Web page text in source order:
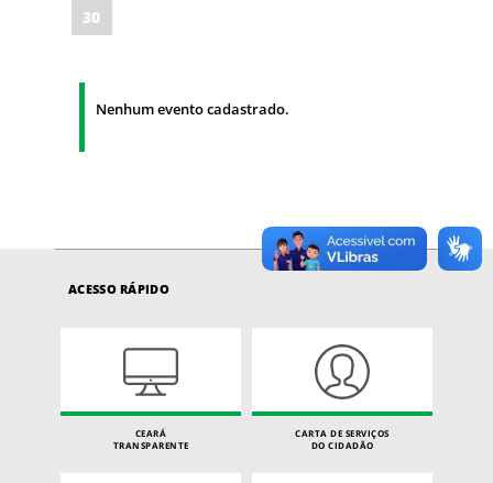
30
Nenhum evento cadastrado.
ACESSO RÁPIDO
CEARÁ
TRANSPARENTE
CARTA DE SERVIÇOS
DO CIDADÃO